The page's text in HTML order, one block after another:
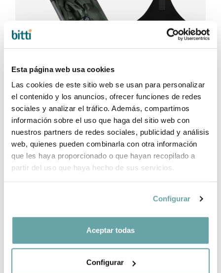
Esta página web usa cookies
Las cookies de este sitio web se usan para personalizar
el contenido y los anuncios, ofrecer funciones de redes
sociales y analizar el tráfico. Además, compartimos
información sobre el uso que haga del sitio web con
nuestros partners de redes sociales, publicidad y análisis
web, quienes pueden combinarla con otra información
que les haya proporcionado o que hayan recopilado a
partir del uso que haya hecho de sus servicios.
Configurar
Aceptar todas
Configurar
JOOLZ AER2 STROLLER WITH WILDRIDE CAR
SEAT